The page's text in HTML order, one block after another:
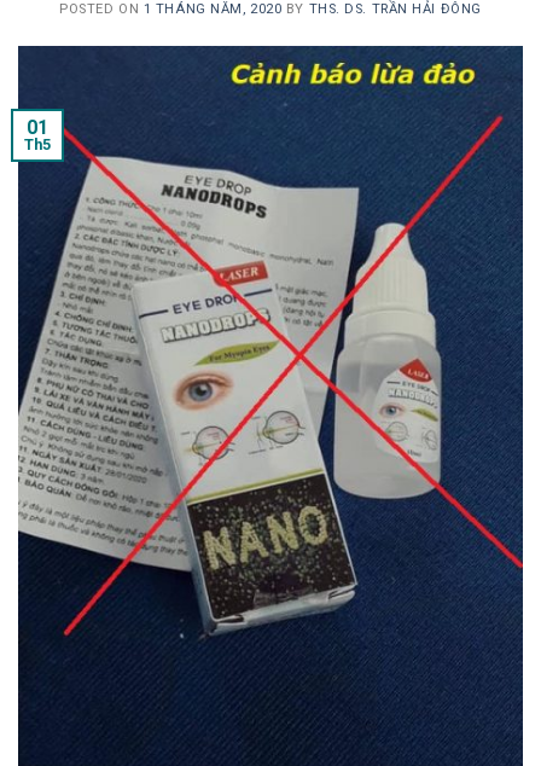
POSTED ON 1 THÁNG NĂM, 2020 BY THS. DS. TRẦN HẢI ĐÔNG
01
Th5